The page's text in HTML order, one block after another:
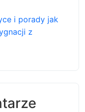
i porady jak
z